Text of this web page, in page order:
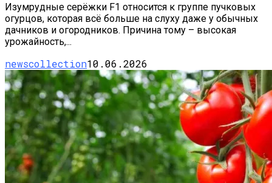
Изумрудные серёжки F1 относится к группе пучковых
огурцов, которая всё больше на слуху даже у обычных
дачников и огородников. Причина тому – высокая
урожайность,...
newscollection10.06.2026